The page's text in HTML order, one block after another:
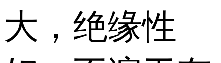
大，绝缘性